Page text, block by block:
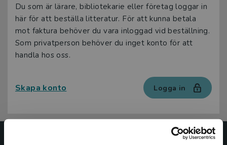
Du som är lärare, bibliotekarie eller företag loggar in
här för att beställa litteratur. För att kunna betala
mot faktura behöver du vara inloggad vid beställning.
Som privatperson behöver du inget konto för att
handla hos oss.
Skapa konto Logga in